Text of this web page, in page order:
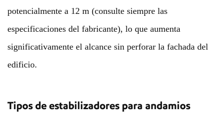
potencialmente a 12 m (consulte siempre las
especificaciones del fabricante), lo que aumenta
significativamente el alcance sin perforar la fachada del
edificio.
Tipos de estabilizadores para andamios